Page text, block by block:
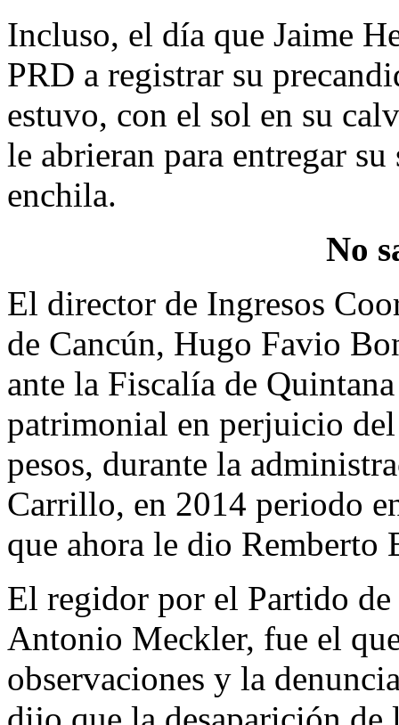
Incluso, el día que Jaime
PRD a registrar su
estuvo, con el sol en su
le abrieran para entregar
enchila.
No
El director de Ingresos
de Cancún, Hugo Favio
ante la Fiscalía de
patrimonial en perjuicio
pesos, durante la
Carrillo, en 2014 periodo
que ahora le dio Remberto
El regidor por el Partido
Antonio Meckler, fue el
observaciones y la